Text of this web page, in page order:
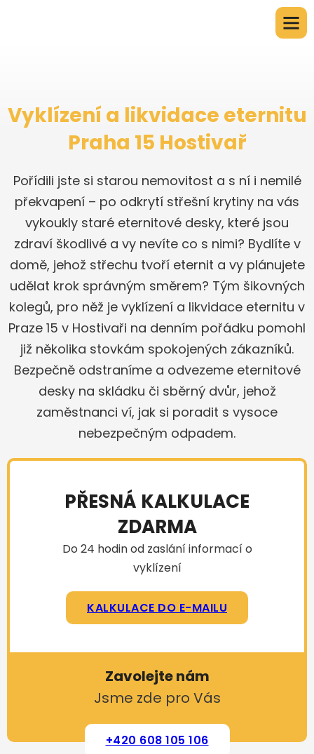
Vyklízení a likvidace eternitu
Praha 15 Hostivař
Pořídili jste si starou nemovitost a s ní i nemilé
překvapení – po odkrytí střešní krytiny na vás
vykoukly staré eternitové desky, které jsou
zdraví škodlivé a vy nevíte co s nimi? Bydlíte v
domě, jehož střechu tvoří eternit a vy plánujete
udělat krok správným směrem? Tým šikovných
kolegů, pro něž je vyklízení a likvidace eternitu v
Praze 15 v Hostivaři na denním pořádku pomohl
již několika stovkám spokojených zákazníků.
Bezpečně odstraníme a odvezeme eternitové
desky na skládku či sběrný dvůr, jehož
zaměstnanci ví, jak si poradit s vysoce
nebezpečným odpadem.
PŘESNÁ KALKULACE
ZDARMA
Do 24 hodin od zaslání informací o
vyklízení
KALKULACE DO E-MAILU
Zavolejte nám
Jsme zde pro Vás
+420 608 105 106